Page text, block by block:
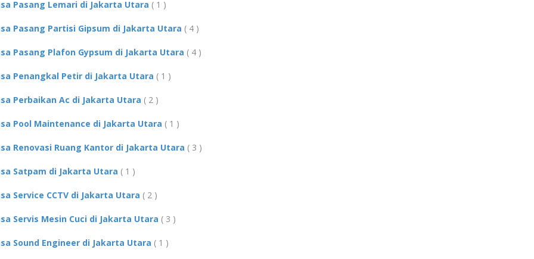
Pasang Lemari di Jakarta Utara ( 1 )
Pasang Partisi Gipsum di Jakarta Utara ( 4 )
Pasang Plafon Gypsum di Jakarta Utara ( 4 )
Penangkal Petir di Jakarta Utara ( 1 )
Perbaikan Ac di Jakarta Utara ( 2 )
Pool Maintenance di Jakarta Utara ( 1 )
Renovasi Ruang Kantor di Jakarta Utara ( 3 )
Satpam di Jakarta Utara ( 1 )
Service CCTV di Jakarta Utara ( 2 )
Servis Mesin Cuci di Jakarta Utara ( 3 )
Sound Engineer di Jakarta Utara ( 1 )